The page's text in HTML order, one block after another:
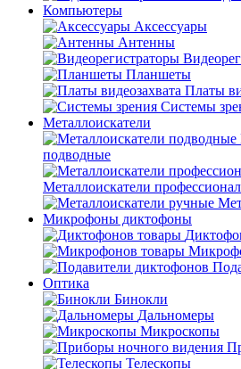
Компьютеры
Аксессуары
Антенны
Планшеты
Платы
Системы
Металлоискатели
подводные
Металлоискатели
Микрофоны диктофоны
Оптика
Бинокли
Дальномеры
Микроскопы
Телескопы